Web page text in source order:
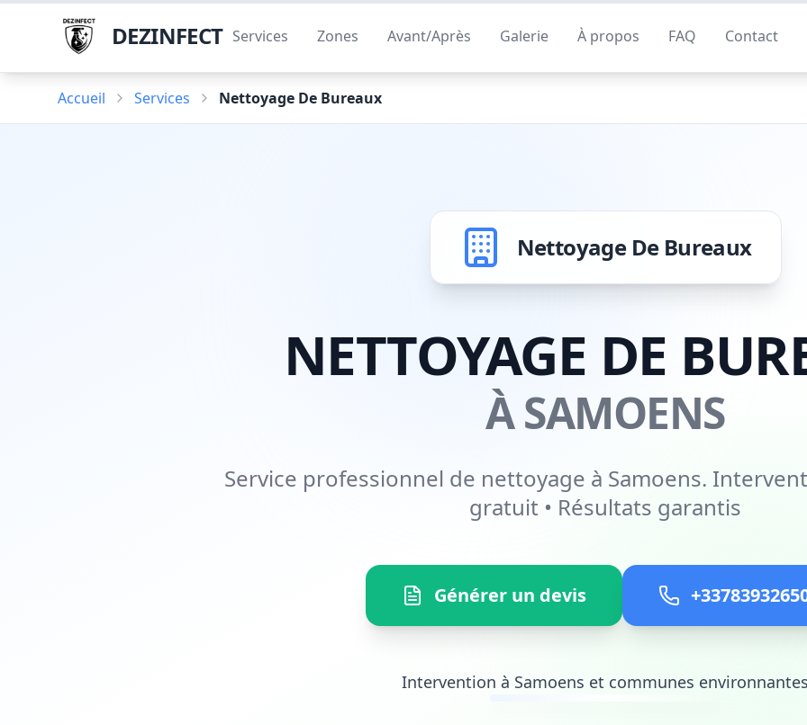
DEZINFECT Services Zones Avant/Après Galerie À propos FAQ Contact
Accueil Services Nettoyage De Bureaux
Nettoyage De Bureaux
NETTOYAGE DE
À SAMOENS
Service professionnel de nettoyage à Samoens.
gratuit • Résultats garantis
Générer un devis
Intervention à Samoens et communes